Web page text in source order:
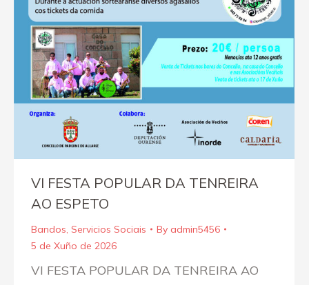
VI FESTA POPULAR DA TENREIRA
AO ESPETO
Bandos, Servicios Sociais By admin5456
5 de Xuño de 2026
VI FESTA POPULAR DA TENREIRA AO